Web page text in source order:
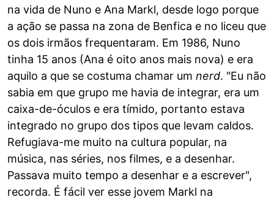
na vida de Nuno e Ana Markl, desde logo porque
a ação se passa na zona de Benfica e no liceu que
os dois irmãos frequentaram. Em 1986, Nuno
tinha 15 anos (Ana é oito anos mais nova) e era
aquilo a que se costuma chamar um nerd. "Eu não
sabia em que grupo me havia de integrar, era um
caixa-de-óculos e era tímido, portanto estava
integrado no grupo dos tipos que levam caldos.
Refugiava-me muito na cultura popular, na
música, nas séries, nos filmes, e a desenhar.
Passava muito tempo a desenhar e a escrever",
recorda. É fácil ver esse jovem Markl na